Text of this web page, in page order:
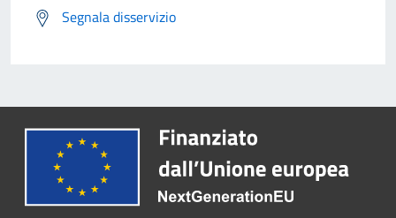
Segnala disservizio